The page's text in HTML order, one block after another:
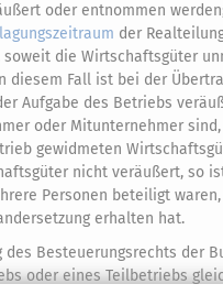
oder entnommen
der
soweit die Wirtschaftsgüter
diesem Fall ist bei der
Aufgabe des Betriebs
oder Mitunternehmer
gewidmeten
nicht veräußert, so
Personen beteiligt
erhalten hat.
Besteuerungsrechts der
oder eines Teilbetriebs